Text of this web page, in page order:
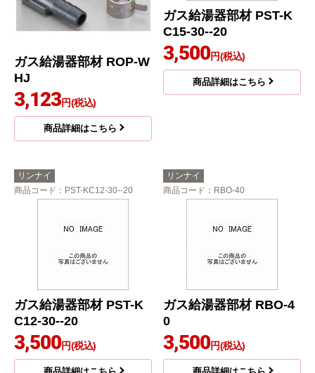
ガス給湯器部材 ROP-W
HJ
3,123円(税込)
商品詳細はこちら
ガス給湯器部材 PST-K
C15-30--20
3,500円(税込)
商品詳細はこちら
リンナイ
商品コード ：PST-KC12-30--20
ガス給湯器部材 PST-K
C12-30--20
3,500円(税込)
リンナイ
商品コード ：RBO-40
ガス給湯器部材 RBO-4
0
3,500円(税込)